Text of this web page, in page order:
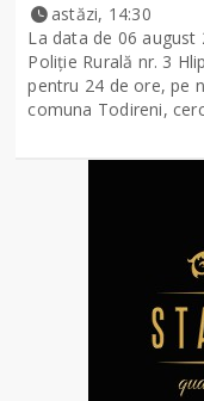
astăzi, 14:30
La data de 06 august
Poliție Rurală nr. 3
pentru 24 de ore, pe
comuna Todireni,